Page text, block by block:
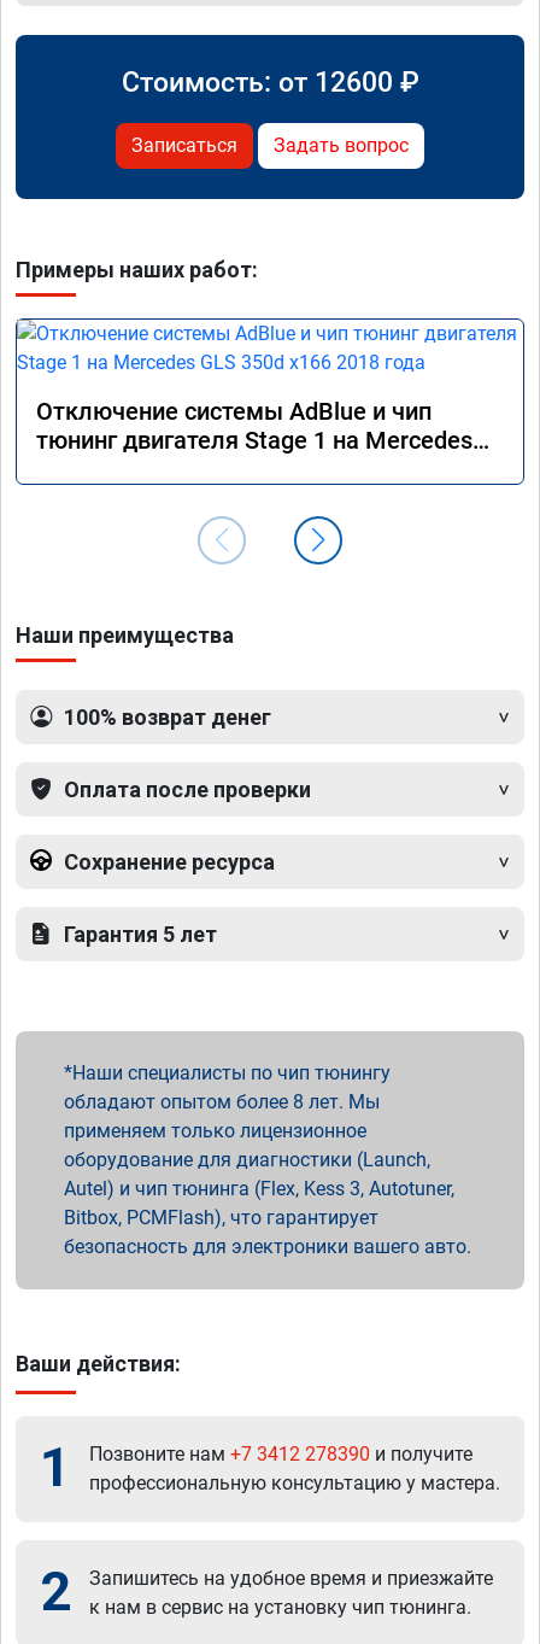
Стоимость: от 12600 ₽
Записаться Задать вопрос
Примеры наших работ:
Отключение системы AdBlue и чип
тюнинг двигателя Stage 1 на Mercedes
Наши преимущества
100% возврат денег
Оплата после проверки
Сохранение ресурса
Гарантия 5 лет
Наши специалисты по чип тюнингу
обладают опытом более 8 лет. Мы
применяем только лицензионное
оборудование для диагностики (Launch,
Autel) и чип тюнинга (Flex, Kess 3, Autotuner,
Bitbox, PCMFlash), что гарантирует
безопасность для электроники вашего авто.
Ваши действия:
1 Позвоните нам +7 3412 278390 и получите
профессиональную консультацию у мастера.
2
Запишитесь на удобное время и приезжайте
к нам в сервис на установку чип тюнинга.